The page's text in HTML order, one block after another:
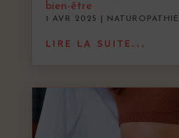
bien-être
1 AVR 2025 NATUROPATHIE
LIRE LA SUITE...